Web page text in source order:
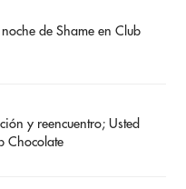
de Shame en Club
y reencuentro; Usted
Chocolate